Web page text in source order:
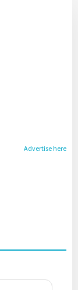
Advertise here